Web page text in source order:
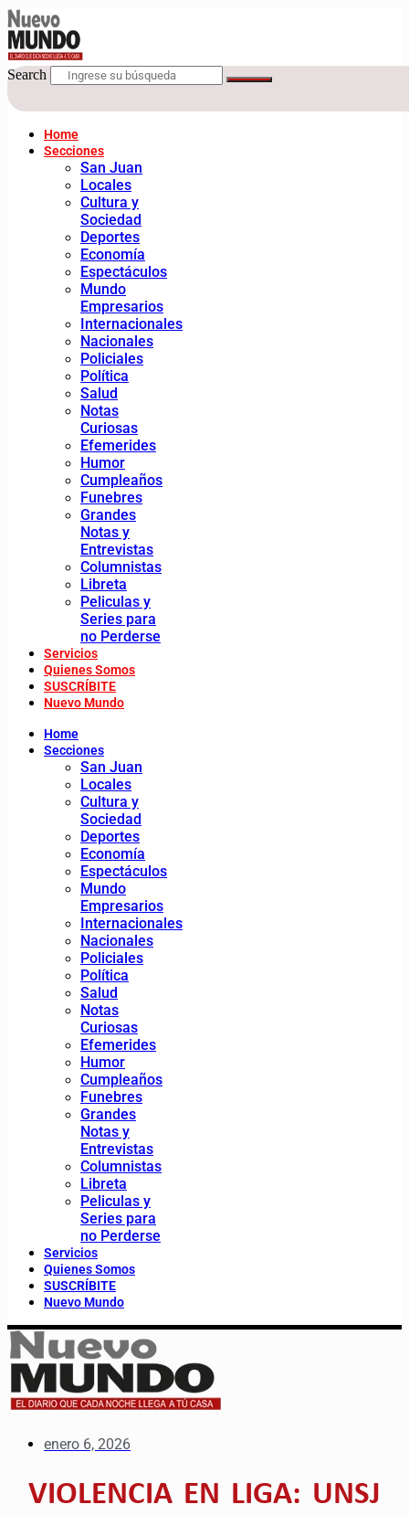
Search
Home
Secciones
San Juan
Locales
Cultura y
Sociedad
Deportes
Economía
Espectáculos
Mundo
Empresarios
Internacionales
Nacionales
Policiales
Política
Salud
Notas
Curiosas
Efemerides
Humor
Cumpleaños
Funebres
Grandes
Notas y
Entrevistas
Columnistas
Libreta
Peliculas y
Series para
no Perderse
Servicios
Quienes Somos
SUSCRÍBITE
Nuevo Mundo
Home
Secciones
San Juan
Locales
Cultura y
Sociedad
Deportes
Economía
Espectáculos
Mundo
Empresarios
Internacionales
Nacionales
Policiales
Política
Salud
Notas
Curiosas
Efemerides
Humor
Cumpleaños
Funebres
Grandes
Notas y
Entrevistas
Columnistas
Libreta
Peliculas y
Series para
no Perderse
Servicios
Quienes Somos
SUSCRÍBITE
Nuevo Mundo
enero 6, 2026
VIOLENCIA EN LIGA: UNSJ